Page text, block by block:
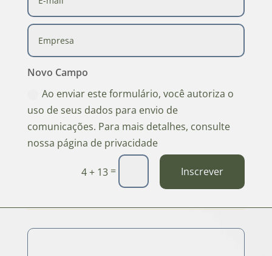
Novo Campo
Ao enviar este formulário, você autoriza o
uso de seus dados para envio de
comunicações. Para mais detalhes, consulte
nossa página de privacidade
4 + 13 = Inscrever